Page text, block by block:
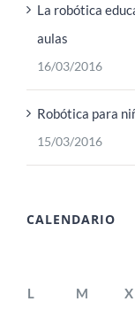
La robótica
aulas
16/03/2016
Robótica para
15/03/2016
CALENDARIO
L
M X